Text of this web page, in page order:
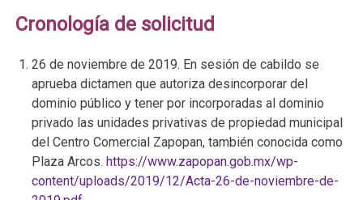
Cronología de solicitud
26 de noviembre de 2019. En sesión de cabildo se
aprueba dictamen que autoriza desincorporar del
dominio público y tener por incorporadas al dominio
privado las unidades privativas de propiedad municipal
del Centro Comercial Zapopan, también conocida como
Plaza Arcos.https://www.zapopan.gob.mx/wp-
content/uploads/2019/12/Acta-26-de-noviembre-de-